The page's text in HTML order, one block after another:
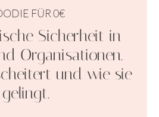
FÜR 0€
Sicherheit in
Organisationen.
und wie sie
gelingt.